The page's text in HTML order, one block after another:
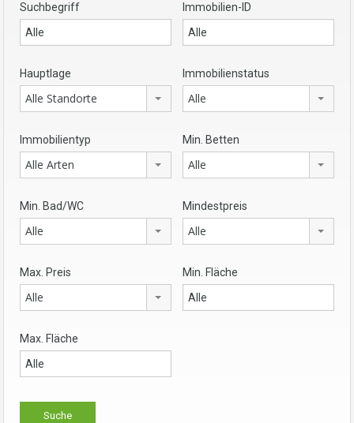
Suchbegriff Immobilien-ID
Hauptlage
Alle Standorte
Immobilienstatus
Alle
Immobilientyp
Alle Arten
Min. Betten
Alle
Min. Bad/WC
Alle
Mindestpreis
Alle
Max. Preis
Alle
Min. Fläche
Max. Fläche